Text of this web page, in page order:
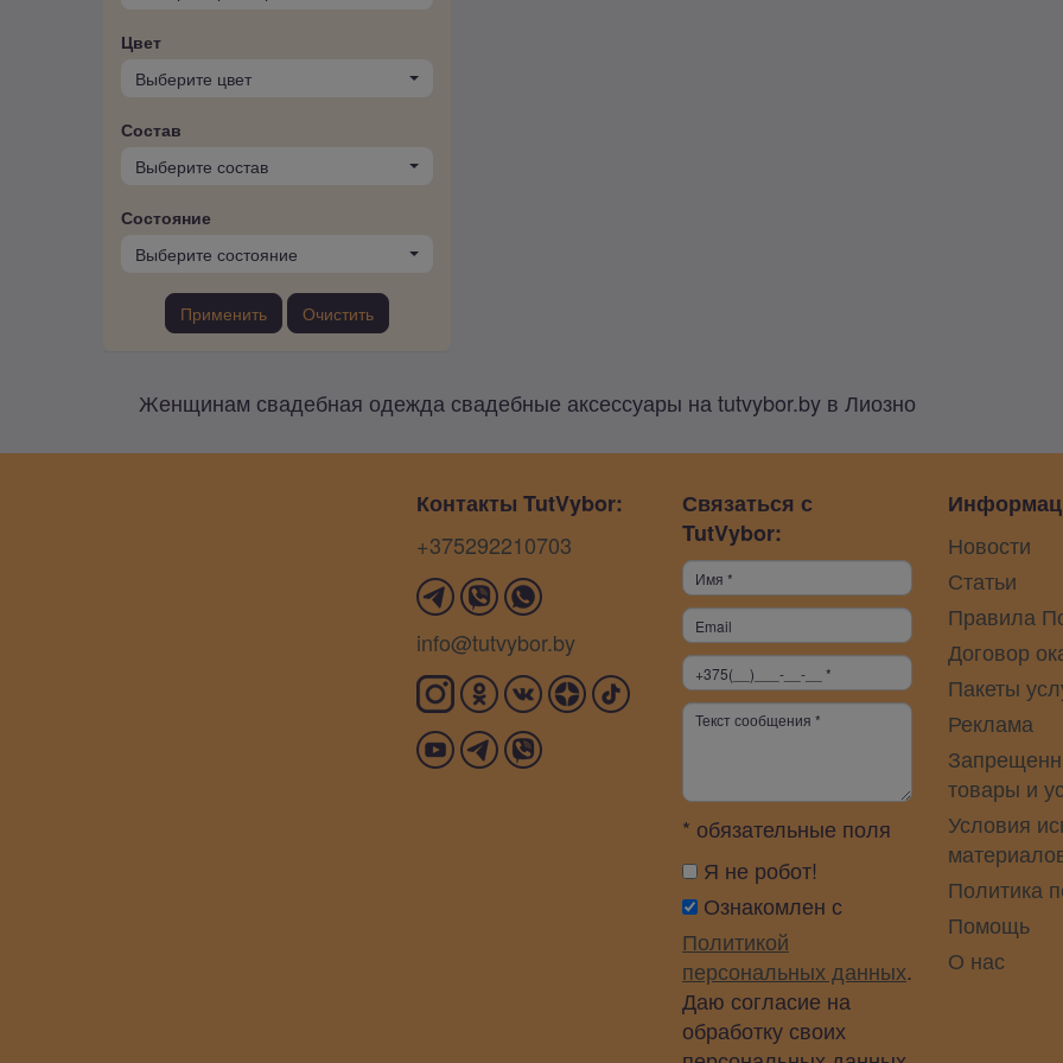
Цвет
Выберите цвет
Состав
Выберите состав
Состояние
Выберите состояние
Применить Очистить
Женщинам свадебная одежда свадебные аксессуары на tutvybor.by в Лиозно
Контакты TutVybor:
+375292210703
info@tutvybor.by
Связаться с
TutVybor:
* обязательные поля
Я не робот!
Ознакомлен с
Политикой
персональных данных.
Даю согласие на
обработку своих
Новости
Статьи
Правила
Договор
Пакеты
Реклама
товары и
Условия
Политика
Помощь
О нас